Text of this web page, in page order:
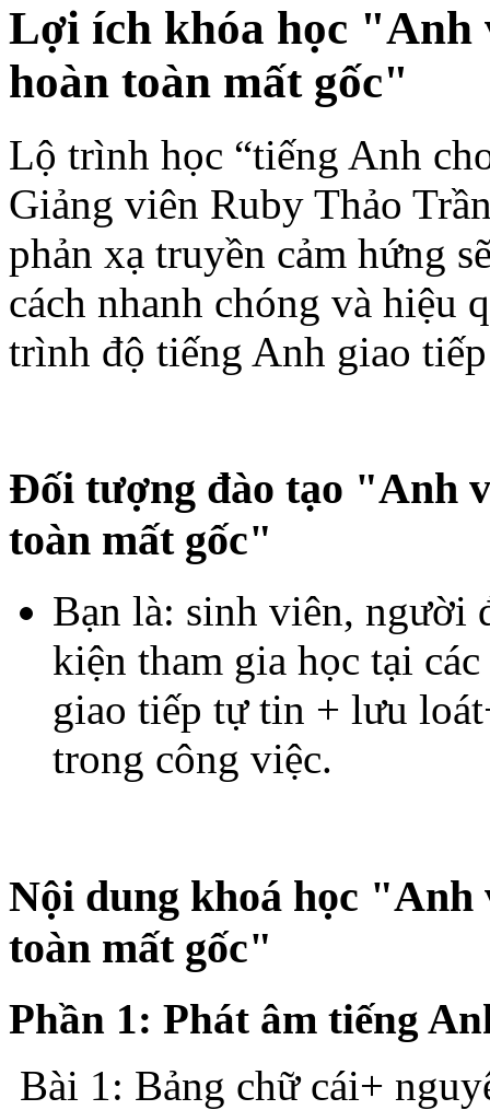
Lợi ích khóa học "Anh
hoàn toàn mất gốc"
Lộ trình học “tiếng Anh
Giảng viên Ruby Thảo
phản xạ truyền cảm hứng
cách nhanh chóng và hiệu
trình độ tiếng Anh giao
Đối tượng đào tạo "Anh
toàn mất gốc"
Bạn là: sinh viên, người
kiện tham gia học tại
giao tiếp tự tin + lưu
trong công việc.
Nội dung khoá học "Anh
toàn mất gốc"
Phần 1: Phát âm tiếng
Bài 1: Bảng chữ cái+